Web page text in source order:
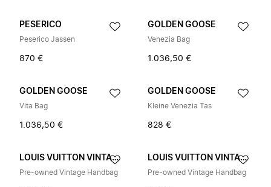
PESERICO
Peserico Jassen
870 €
GOLDEN GOOSE
Venezia Bag
1.036,50 €
GOLDEN GOOSE
Vita Bag
1.036,50 €
GOLDEN GOOSE
Kleine Venezia Tas
828 €
LOUIS VUITTON VINTAGE
Pre-owned Vintage Handbag
LOUIS VUITTON VINTAGE
Pre-owned Vintage Handbag